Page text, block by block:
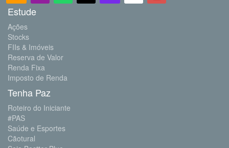
Estude
Ações
Stocks
FIIs & Imóveis
Reserva de Valor
Renda Fixa
Imposto de Renda
Tenha Paz
Roteiro do Iniciante
#PAS
Saúde e Esportes
Cãotural